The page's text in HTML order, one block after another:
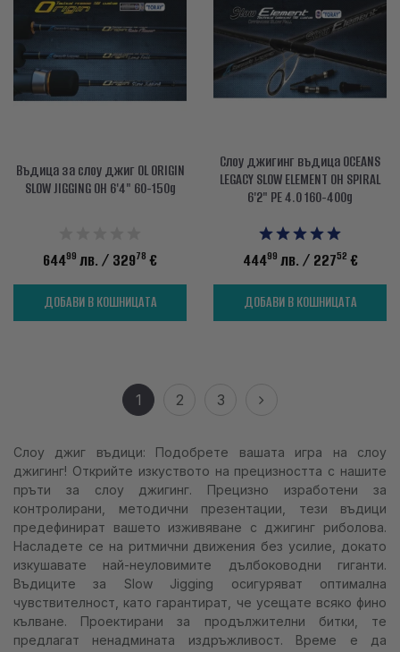
Въдица за слоу джиг OL ORIGIN
SLOW JIGGING OH 6'4" 60-150g
64499 лв. / 32978 €
ДОБАВИ В КОШНИЦАТА
Слоу джигинг въдица OCEANS
LEGACY SLOW ELEMENT OH SPIRAL
6'2" PE 4.0 160-400g
44499 лв. / 22752 €
ДОБАВИ В КОШНИЦАТА
1 2 3
Слоу джиг въдици: Подобрете вашата игра на слоу
джигинг! Открийте изкуството на прецизността с нашите
пръти за слоу джигинг. Прецизно изработени за
контролирани, методични презентации, тези въдици
предефинират вашето изживяване с джигинг риболова.
Насладете се на ритмични движения без усилие, докато
изкушавате най-неуловимите дълбоководни гиганти.
Въдиците за Slow Jigging осигуряват оптимална
чувствителност, като гарантират, че усещате всяко фино
кълване. Проектирани за продължителни битки, те
предлагат ненадмината издръжливост. Време е да